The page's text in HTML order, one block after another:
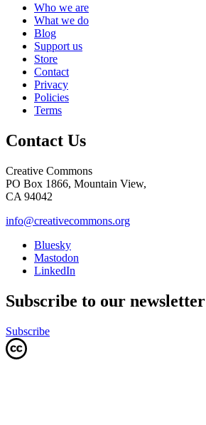
Who we are
What we do
Blog
Support us
Store
Contact
Privacy
Policies
Terms
Contact Us
Creative Commons
PO Box 1866, Mountain View,
CA 94042
info@creativecommons.org
Bluesky
Mastodon
LinkedIn
Subscribe to our newsletter
Subscribe